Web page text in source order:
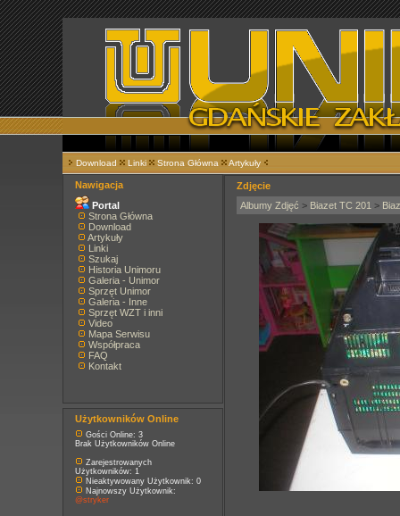
Download Linki Strona Główna Artykuły
Nawigacja
Portal
Strona Główna
Download
Artykuły
Linki
Szukaj
Historia Unimoru
Galeria - Unimor
Sprzęt Unimor
Galeria - Inne
Sprzęt WZT i inni
Video
Mapa Serwisu
Współpraca
FAQ
Kontakt
Użytkowników Online
Gości Online: 3
Brak Użytkowników Online
Zarejestrowanych
Użytkowników: 1
Nieaktywowany Użytkownik: 0
Najnowszy Użytkownik:
@stryker
Zdjęcie
Albumy Zdjęć > Biazet TC 201 >